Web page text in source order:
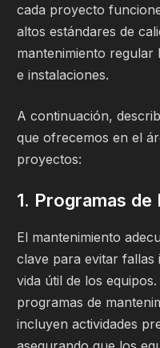
cada proyecto
altos estándares de
mantenimiento regular
e instalaciones.
A continuación,
que ofrecemos en el
proyectos:
1. Programas
El mantenimiento
clave para evitar
vida útil de los
programas de
incluyen actividades